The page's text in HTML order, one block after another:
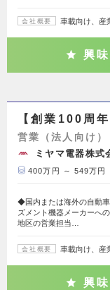
会社概要 車載向け、産
興
【創業100周
営業（法人向け）
ミヤマ電器株式
400万円 ～ 549万円
◆国内または海外の自動
ズメント機器メーカーへ
地区の営業担当…
会社概要 車載向け、産
興